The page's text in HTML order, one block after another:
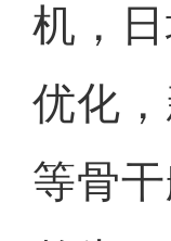
机，
优化
等骨